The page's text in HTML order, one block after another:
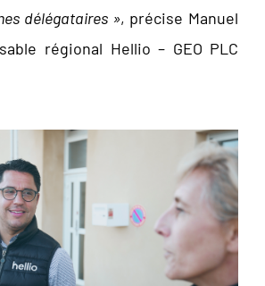
délégataires », précise Manuel
régional Hellio – GEO PLC